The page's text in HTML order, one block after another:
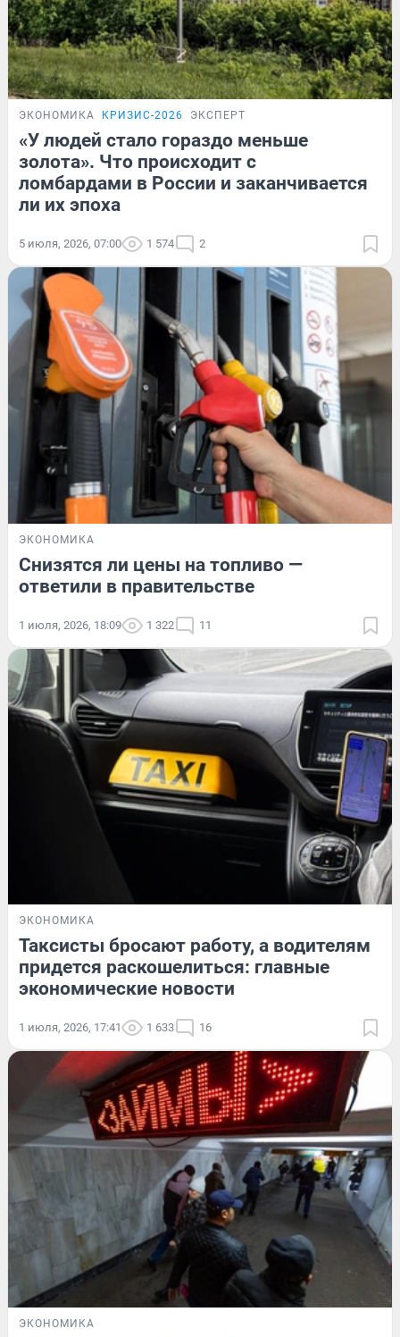
ЭКОНОМИКА КРИЗИС-2026 ЭКСПЕРТ
«У людей стало гораздо меньше
золота». Что происходит с
ломбардами в России и заканчивается
ли их эпоха
5 июля, 2026, 07:00 1 574 2
ЭКОНОМИКА
Снизятся ли цены на топливо —
ответили в правительстве
1 июля, 2026, 18:09 1 322 11
ЭКОНОМИКА
Таксисты бросают работу, а водителям
придется раскошелиться: главные
экономические новости
1 июля, 2026, 17:41 1 633 16
ЭКОНОМИКА